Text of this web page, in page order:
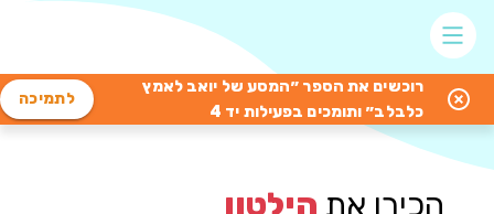
רוכשים את הספר ״המסע של יואב לאמץ
כלבלב״ ותומכים בפעילות יד 4
לתמיכה
הכירו את הילטון